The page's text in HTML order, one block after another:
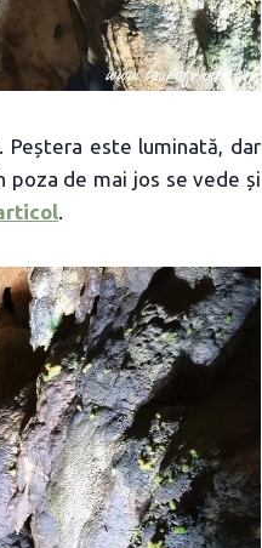
Peștera este luminată, dar
de mai jos se vede și
.